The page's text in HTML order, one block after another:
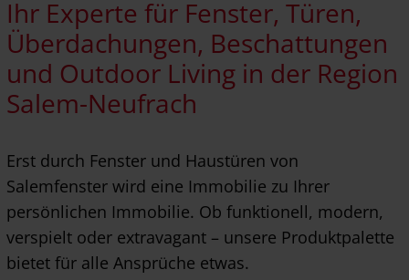
Ihr Experte für Fenster, Türen,
Überdachungen, Beschattungen
und Outdoor Living in der Region
Salem-Neufrach
Erst durch Fenster und Haustüren von
Salemfenster wird eine Immobilie zu Ihrer
persönlichen Immobilie. Ob funktionell, modern,
verspielt oder extravagant – unsere Produktpalette
bietet für alle Ansprüche etwas.